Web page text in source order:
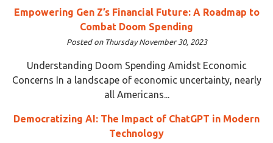
Empowering Gen Z’s Financial Future: A Roadmap to
Combat Doom Spending
Posted on Thursday November 30, 2023
Understanding Doom Spending Amidst Economic
Concerns In a landscape of economic uncertainty, nearly
all Americans...
Democratizing AI: The Impact of ChatGPT in Modern
Technology